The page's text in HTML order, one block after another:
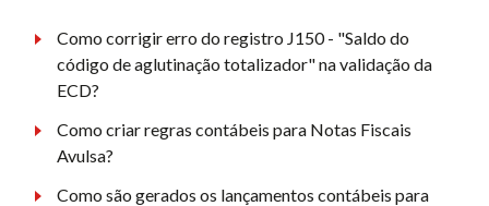
Como corrigir erro do registro J150 - "Saldo do
código de aglutinação totalizador" na validação da
ECD?
Como criar regras contábeis para Notas Fiscais
Avulsa?
Como são gerados os lançamentos contábeis para